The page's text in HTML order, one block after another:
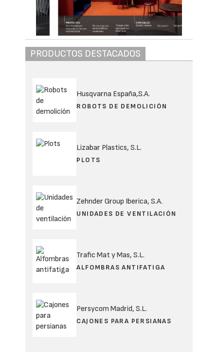
PRODUCTOS DESTACADOS
Husqvarna España,S.A.
ROBOTS DE DEMOLICIÓN
Lizabar Plastics, S.L.
PLOTS
Zehnder Group Iberica, S.A.
UNIDADES DE VENTILACIÓN
Trafic Mat y Mas, S.L.
ALFOMBRAS ANTIFATIGA
Persycom Madrid, S.L.
CAJONES PARA PERSIANAS